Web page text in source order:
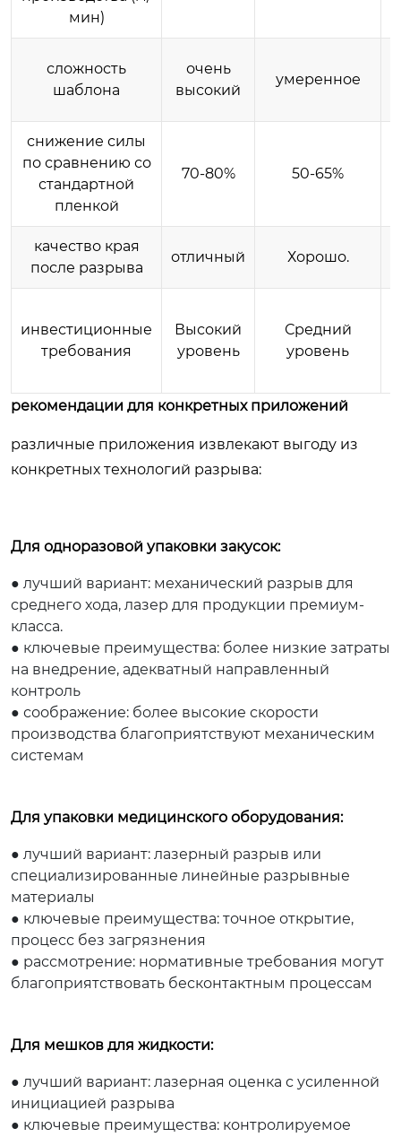
мин)
сложность
шаблона
очень
высокий
умеренное
снижение силы
по сравнению со
стандартной
пленкой
70-80% 50-65%
качество края
после разрыва
отличный Хорошо.
инвестиционные
требования
Высокий
уровень
Средний
уровень
рекомендации для конкретных приложений
различные приложения извлекают выгоду из
конкретных технологий разрыва:
Для одноразовой упаковки закусок:
● лучший вариант: механический разрыв для
среднего хода, лазер для продукции премиум-
класса.
● ключевые преимущества: более низкие затраты
на внедрение, адекватный направленный
контроль
● соображение: более высокие скорости
производства благоприятствуют механическим
системам
Для упаковки медицинского оборудования:
● лучший вариант: лазерный разрыв или
специализированные линейные разрывные
материалы
● ключевые преимущества: точное открытие,
процесс без загрязнения
● рассмотрение: нормативные требования могут
благоприятствовать бесконтактным процессам
Для мешков для жидкости:
● лучший вариант: лазерная оценка с усиленной
инициацией разрыва
● ключевые преимущества: контролируемое